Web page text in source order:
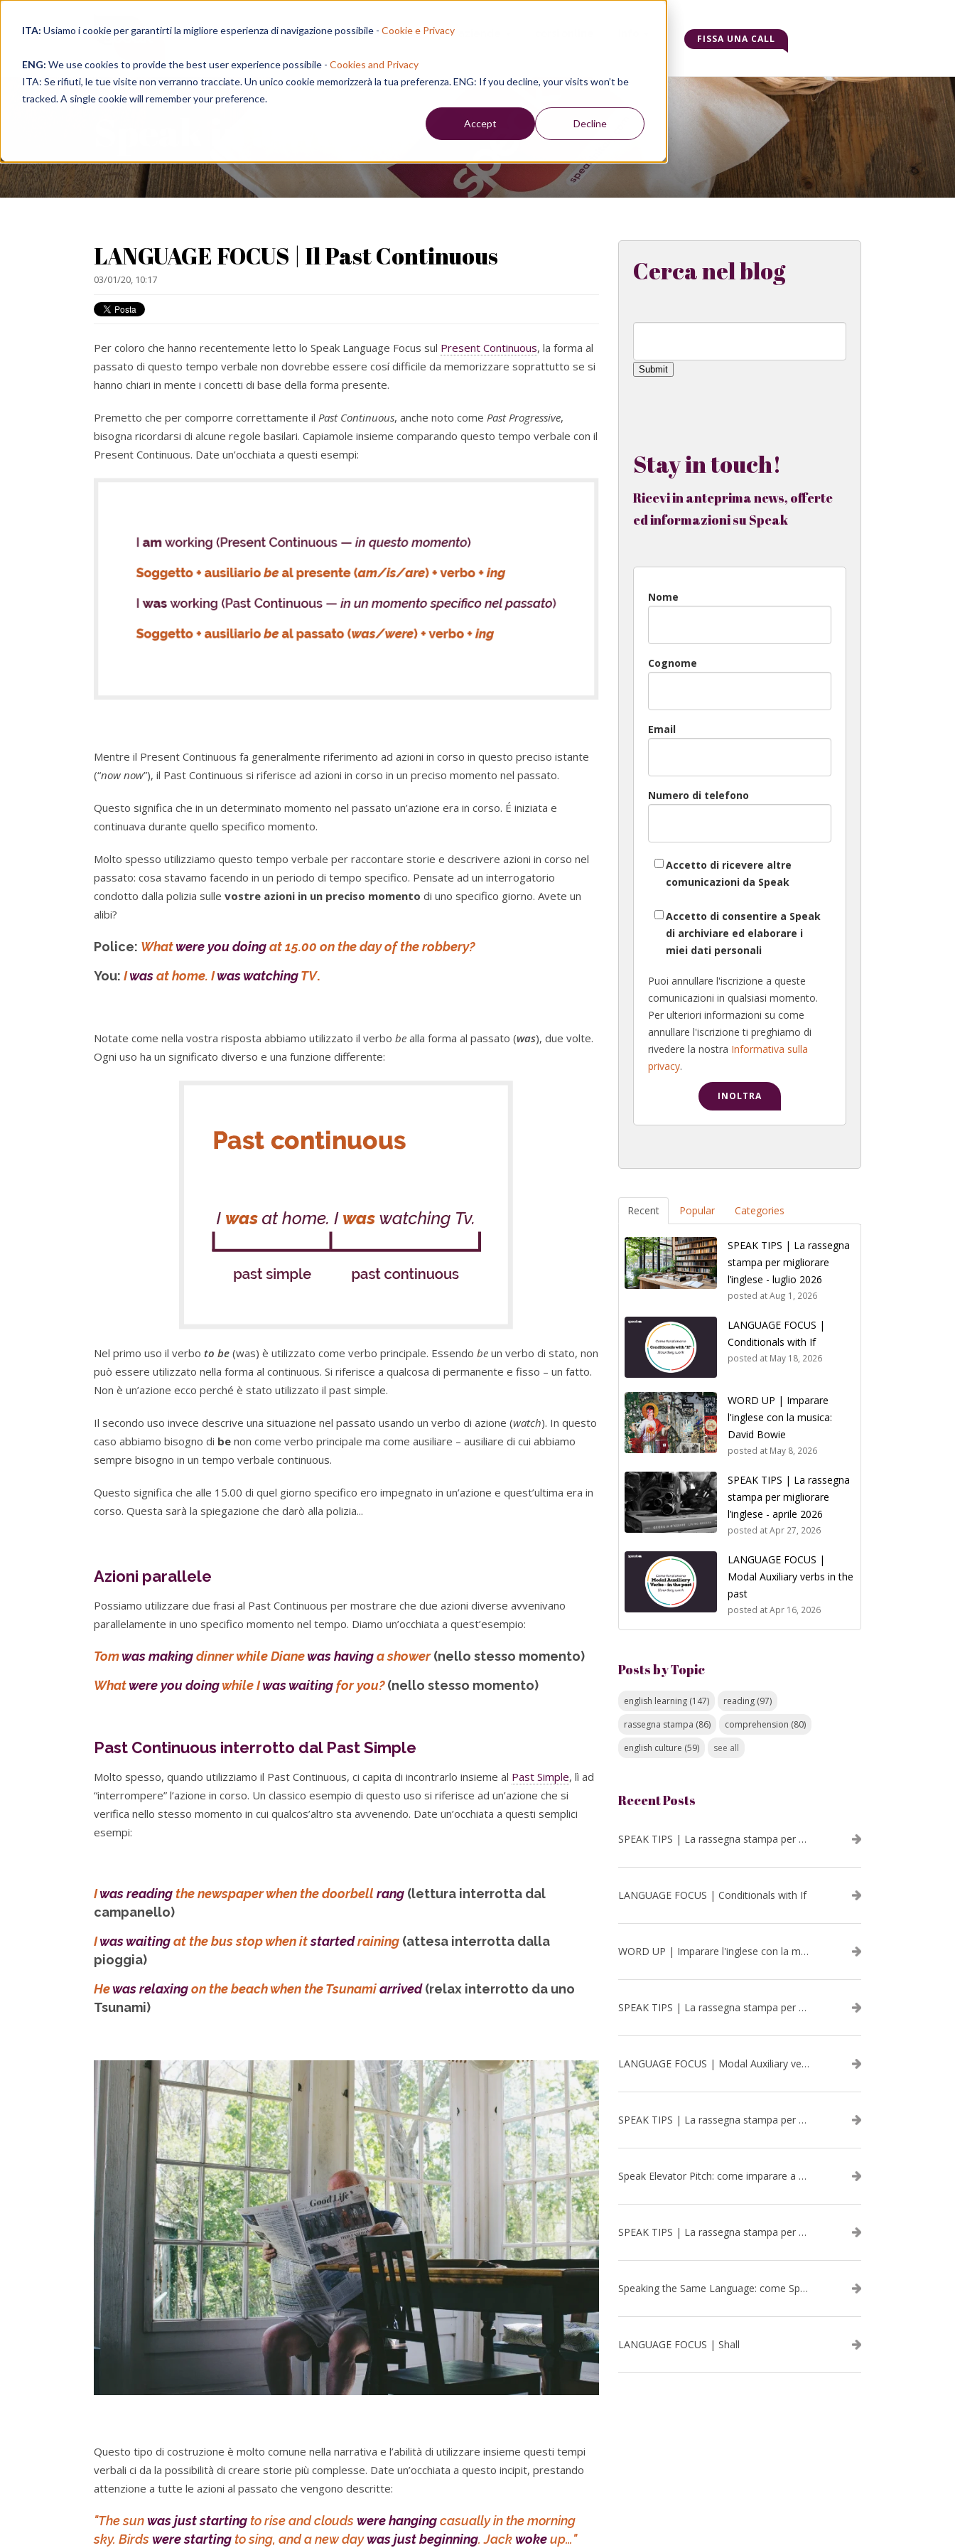
ITA: Usiamo i cookie per garantirti la migliore esperienza di navigazione possibile - Cookie e Privacy
ENG: We use cookies to provide the best user experience possibile - Cookies and Privacy
ITA: Se rifiuti, le tue visite non verranno tracciate. Un unico cookie memorizzerà la tua preferenza. ENG: If you decline, your visits won’t be
tracked. A single cookie will remember your preference.
Accept Decline
full immersion residenziali per aziende FISSA UNA CALL
LANGUAGE FOCUS | Il Past Continuous
03/01/20, 10:17
Per coloro che hanno recentemente letto lo Speak Language Focus sul Present Continuous, la forma al
passato di questo tempo verbale non dovrebbe essere cosí difficile da memorizzare soprattutto se si
hanno chiari in mente i concetti di base della forma presente.
Premetto che per comporre correttamente il Past Continuous, anche noto come Past Progressive,
bisogna ricordarsi di alcune regole basilari. Capiamole insieme comparando questo tempo verbale con il
Present Continuous. Date un’occhiata a questi esempi:
Mentre il Present Continuous fa generalmente riferimento ad azioni in corso in questo preciso istante
(“now now”), il Past Continuous si riferisce ad azioni in corso in un preciso momento nel passato.
Questo significa che in un determinato momento nel passato un’azione era in corso. É iniziata e
continuava durante quello specifico momento.
Molto spesso utilizziamo questo tempo verbale per raccontare storie e descrivere azioni in corso nel
passato: cosa stavamo facendo in un periodo di tempo specifico. Pensate ad un interrogatorio
condotto dalla polizia sulle vostre azioni in un preciso momento di uno specifico giorno. Avete un
alibi?
Police: Whatwere you doingat 15.00 on the day of the robbery?
You: Iwasat home. Iwas watchingTV.
Notate come nella vostra risposta abbiamo utilizzato il verbo be alla forma al passato (was), due volte.
Ogni uso ha un significato diverso e una funzione differente:
Nel primo uso il verbo to be (was) è utilizzato come verbo principale. Essendo be un verbo di stato, non
può essere utilizzato nella forma al continuous. Si riferisce a qualcosa di permanente e fisso – un fatto.
Non è un’azione ecco perché è stato utilizzato il past simple.
Il secondo uso invece descrive una situazione nel passato usando un verbo di azione (watch). In questo
caso abbiamo bisogno di be non come verbo principale ma come ausiliare – ausiliare di cui abbiamo
sempre bisogno in un tempo verbale continuous.
Questo significa che alle 15.00 di quel giorno specifico ero impegnato in un’azione e quest’ultima era in
corso. Questa sarà la spiegazione che darò alla polizia...
Azioni parallele
Possiamo utilizzare due frasi al Past Continuous per mostrare che due azioni diverse avvenivano
parallelamente in uno specifico momento nel tempo. Diamo un’occhiata a quest’esempio:
Tomwas makingdinner while Dianewas havinga shower (nello stesso momento)
Whatwere you doingwhile Iwas waitingfor you?(nello stesso momento)
Past Continuous interrotto dal Past Simple
Molto spesso, quando utilizziamo il Past Continuous, ci capita di incontrarlo insieme al Past Simple, lì ad
“interrompere” l’azione in corso. Un classico esempio di questo uso si riferisce ad un’azione che si
verifica nello stesso momento in cui qualcos’altro sta avvenendo. Date un’occhiata a questi semplici
esempi:
Iwas readingthe newspaper when the doorbell rang (lettura interrotta dal
campanello)
Iwas waitingat the bus stop when itstartedraining (attesa interrotta dalla
pioggia)
Hewas relaxingon the beach when the Tsunamiarrived (relax interrotto da uno
Tsunami)
Questo tipo di costruzione è molto comune nella narrativa e l’abilità di utilizzare insieme questi tempi
verbali ci da la possibilità di creare storie più complesse. Date un’occhiata a questo incipit, prestando
attenzione a tutte le azioni al passato che vengono descritte:
"The sunwas just startingto rise and cloudswere hangingcasually in the morning
sky. Birdswere startingto sing, and a new daywas just beginning. Jackwokeup…"
Cerca nel blog
Submit
Stay in touch!
Ricevi in anteprima news, offerte
ed informazioni su Speak
Nome
Cognome
Email
Numero di telefono
Accetto di ricevere altre
comunicazioni da Speak
Accetto di consentire a Speak
di archiviare ed elaborare i
miei dati personali
Puoi annullare l'iscrizione a queste
comunicazioni in qualsiasi momento.
Per ulteriori informazioni su come
annullare l'iscrizione ti preghiamo di
rivedere la nostra Informativa sulla
privacy.
Recent Popular Categories
SPEAK TIPS | La rassegna
stampa per migliorare
l’inglese - luglio 2026
posted atAug 1, 2026
LANGUAGE FOCUS |
Conditionals with If
posted at May 18, 2026
WORD UP | Imparare
l'inglese con la musica:
David Bowie
posted at May 8, 2026
SPEAK TIPS | La rassegna
stampa per migliorare
l’inglese - aprile 2026
posted atApr 27, 2026
LANGUAGE FOCUS |
Modal Auxiliary verbs in the
past
posted atApr 16, 2026
Posts by Topic
english learning (147) reading (97)
rassegna stampa (86) comprehension (80)
english culture (59) see all
Recent Posts
SPEAK TIPS | La rassegna stampa per migliorare l’inglese - luglio 2026
LANGUAGE FOCUS | Conditionals with If
WORD UP | Imparare l'inglese con la musica: David Bowie
SPEAK TIPS | La rassegna stampa per migliorare l’inglese - aprile 2026
LANGUAGE FOCUS | Modal Auxiliary verbs in the past
SPEAK TIPS | La rassegna stampa per migliorare l’inglese - marzo 2026
Speak Elevator Pitch: come imparare a gestire una presentazione in inglese
SPEAK TIPS | La rassegna stampa per migliorare l’inglese - febbraio 2026
Speaking the Same Language: come Speak aiuta a rafforzare i team attraverso il Team Building in inglese
LANGUAGE FOCUS | Shall